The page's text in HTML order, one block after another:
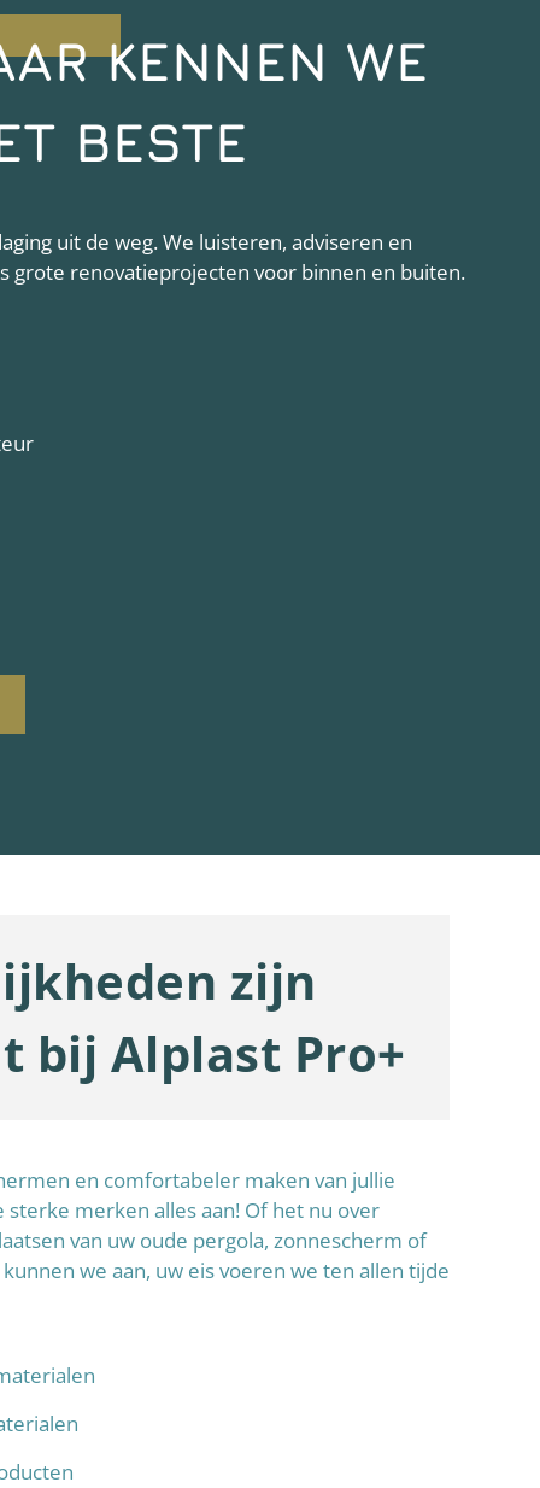
KENNEN WE
BESTE
uit de weg. We luisteren, adviseren en
grote renovatieprojecten voor binnen en buiten.
zijn
bij Alplast Pro+
en comfortabeler maken van jullie
merken alles aan! Of het nu over
van uw oude pergola, zonnescherm of
we aan, uw eis voeren we ten allen tijde